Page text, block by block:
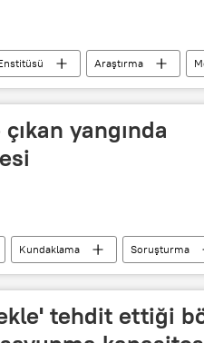
Araştırma
yangında
Kundaklama Soruşturma
tehdit ettiği